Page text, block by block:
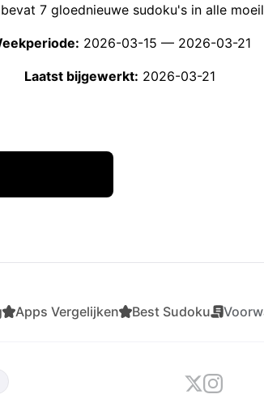
7 gloednieuwe sudoku's in alle
2026-03-15 — 2026-03-21
Laatst bijgewerkt: 2026-03-21
Apps Vergelijken Best Sudoku